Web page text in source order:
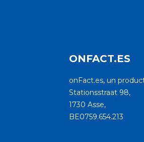
ONFACT.ES
onFact.es, un
Stationsstraat 98,
1730 Asse,
BE0759.654.213